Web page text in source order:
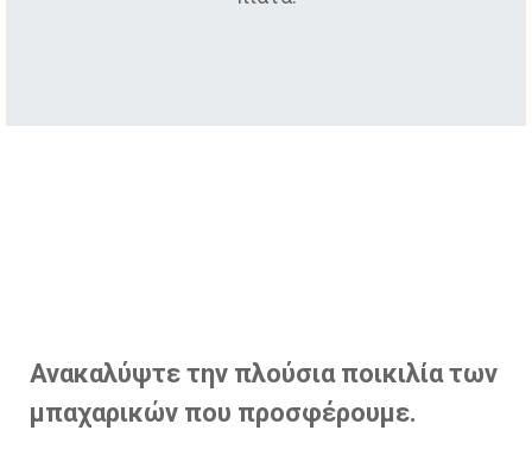
Ανακαλύψτε την πλούσια ποικιλία των
μπαχαρικών που προσφέρουμε.